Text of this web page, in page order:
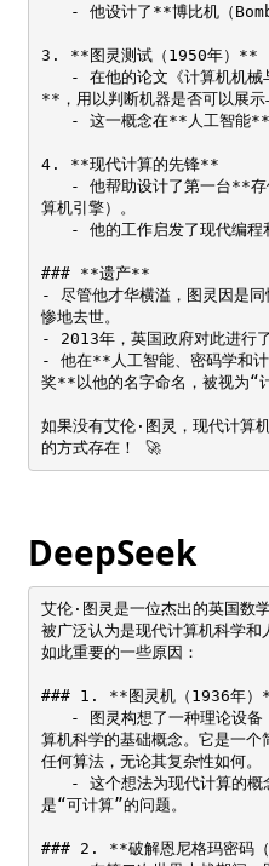
3. **图灵测试（1950年）**
**，用以判断机器是否可以展
4. **现代计算的先锋**
算机引擎）。
### **遗产**
- 尽管他才华横溢，图灵因是
惨地去世。
- 2013年，英国政府对此进行
- 他在**人工智能、密码学和
奖**以他的名字命名，被视为“
如果没有艾伦·图灵，现代计算
的方式存在！ 🚀
DeepSeek
艾伦·图灵是一位杰出的英国数
被广泛认为是现代计算机科学
如此重要的一些原因：
### 1. **图灵机（1936年）
算机科学的基础概念。它是一
任何算法，无论其复杂性如何。
是“可计算”的问题。
### 2. **破解恩尼格玛密码